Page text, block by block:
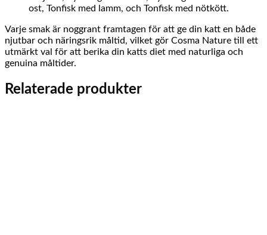
ost, Tonfisk med lamm, och Tonfisk med nötkött.
Varje smak är noggrant framtagen för att ge din katt en både
njutbar och näringsrik måltid, vilket gör Cosma Nature till ett
utmärkt val för att berika din katts diet med naturliga och
genuina måltider.
Relaterade produkter